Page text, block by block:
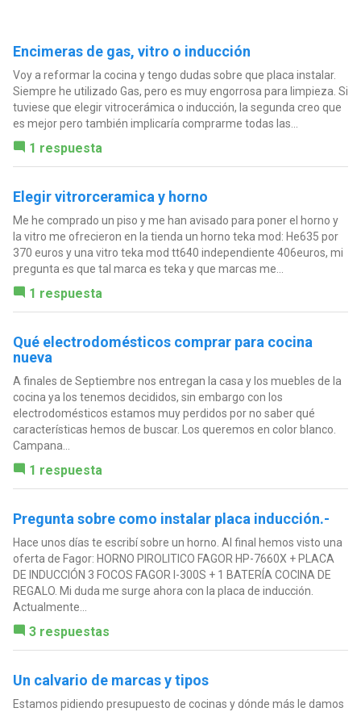
Encimeras de gas, vitro o inducción
Voy a reformar la cocina y tengo dudas sobre que placa instalar.
Siempre he utilizado Gas, pero es muy engorrosa para limpieza. Si
tuviese que elegir vitrocerámica o inducción, la segunda creo que
es mejor pero también implicaría comprarme todas las...
1 respuesta
Elegir vitrorceramica y horno
Me he comprado un piso y me han avisado para poner el horno y
la vitro me ofrecieron en la tienda un horno teka mod: He635 por
370 euros y una vitro teka mod tt640 independiente 406euros, mi
pregunta es que tal marca es teka y que marcas me...
1 respuesta
Qué electrodomésticos comprar para cocina
nueva
A finales de Septiembre nos entregan la casa y los muebles de la
cocina ya los tenemos decididos, sin embargo con los
electrodomésticos estamos muy perdidos por no saber qué
características hemos de buscar. Los queremos en color blanco.
Campana...
1 respuesta
Pregunta sobre como instalar placa inducción.-
Hace unos días te escribí sobre un horno. Al final hemos visto una
oferta de Fagor: HORNO PIROLITICO FAGOR HP-7660X + PLACA
DE INDUCCIÓN 3 FOCOS FAGOR I-300S + 1 BATERÍA COCINA DE
REGALO. Mi duda me surge ahora con la placa de inducción.
Actualmente...
3 respuestas
Un calvario de marcas y tipos
Estamos pidiendo presupuesto de cocinas y dónde más le damos